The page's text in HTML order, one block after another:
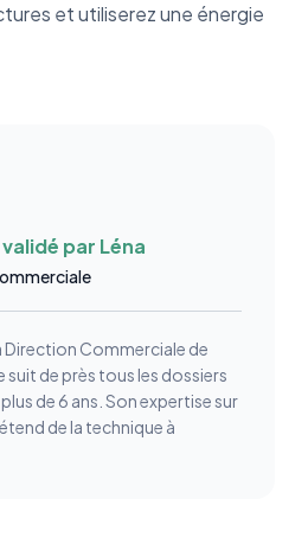
et utiliserez une énergie
par Léna
Direction Commerciale de
suit de près tous les dossiers
de 6 ans. Son expertise sur
de la technique à